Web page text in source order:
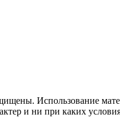
Использование
и ни при каких